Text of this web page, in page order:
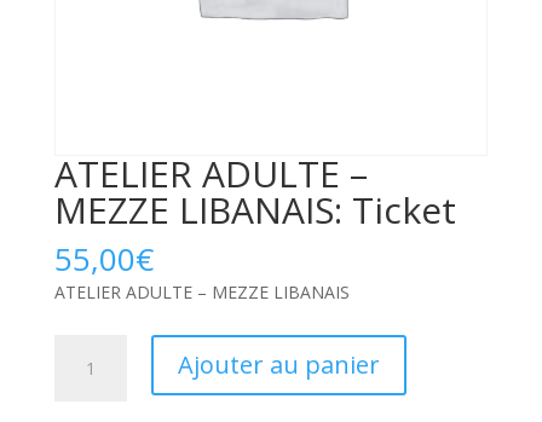
ATELIER ADULTE –
MEZZE LIBANAIS: Ticket
55,00€
ATELIER ADULTE – MEZZE LIBANAIS
Ajouter au panier